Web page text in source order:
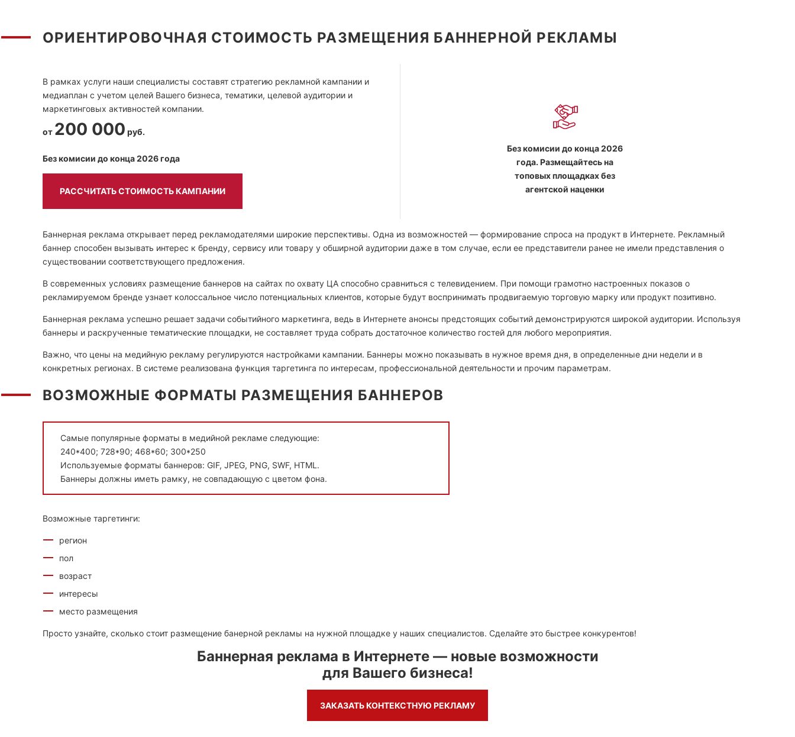
ОРИЕНТИРОВОЧНАЯ СТОИМОСТЬ РАЗМЕЩЕНИЯ БАННЕРНОЙ РЕКЛАМЫ
В рамках услуги наши специалисты составят стратегию рекламной кампании и
медиаплан с учетом целей Вашего бизнеса, тематики, целевой аудитории и
маркетинговых активностей компании.
от 200 000 руб.
Без комисии до конца 2026 года
РАССЧИТАТЬ СТОИМОСТЬ КАМПАНИИ
Без комисии до конца 2026
года. Размещайтесь на
топовых площадках без
агентской наценки
Баннерная реклама открывает перед рекламодателями широкие перспективы. Одна из возможностей — формирование спроса на продукт в Интернете. Рекламный
баннер способен вызывать интерес к бренду, сервису или товару у обширной аудитории даже в том случае, если ее представители ранее не имели представления о
существовании соответствующего предложения.
В современных условиях размещение баннеров на сайтах по охвату ЦА способно сравниться с телевидением. При помощи грамотно настроенных показов о
рекламируемом бренде узнает колоссальное число потенциальных клиентов, которые будут воспринимать продвигаемую торговую марку или продукт позитивно.
Баннерная реклама успешно решает задачи событийного маркетинга, ведь в Интернете анонсы предстоящих событий демонстрируются широкой аудитории. Используя
баннеры и раскрученные тематические площадки, не составляет труда собрать достаточное количество гостей для любого мероприятия.
Важно, что цены на медийную рекламу регулируются настройками кампании. Баннеры можно показывать в нужное время дня, в определенные дни недели и в
конкретных регионах. В системе реализована функция таргетинга по интересам, профессиональной деятельности и прочим параметрам.
ВОЗМОЖНЫЕ ФОРМАТЫ РАЗМЕЩЕНИЯ БАННЕРОВ
Самые популярные форматы в медийной рекламе следующие:
240*400; 728*90; 468*60; 300*250
Используемые форматы баннеров: GIF, JPEG, PNG, SWF, HTML.
Баннеры должны иметь рамку, не совпадающую с цветом фона.
Возможные таргетинги:
регион
пол
возраст
интересы
место размещения
Просто узнайте, сколько стоит размещение банерной рекламы на нужной площадке у наших специалистов. Сделайте это быстрее конкурентов!
Баннерная реклама в Интернете — новые возможности
для Вашего бизнеса!
ЗАКАЗАТЬ КОНТЕКСТНУЮ РЕКЛАМУ